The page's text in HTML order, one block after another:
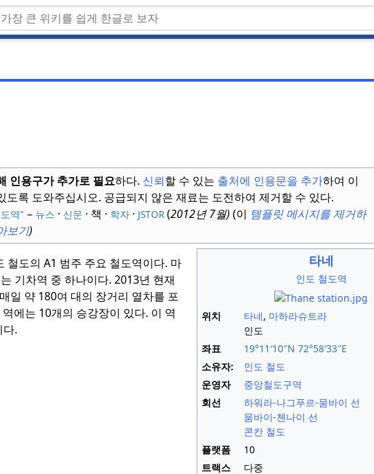
인용구가 추가로 필요하다. 신뢰할 수 있는 출처에 인용문을 추가하여 이
도록 도와주십시오. 공급되지 않은 재료는 도전하여 제거할 수 있다.
역" – 뉴스 · 신문 · 책 · 학자 · JSTOR (2012년 7월) (이 템플릿 메시지를 제거하
보기)
타네
인도 철도역
위치 타네, 마하라슈트라
인도
좌표
19°11′10″N 72°58′33″E
소유자:
인도 철도
운영자
중앙철도구역
회선
하워라-나그푸르-뭄바이 선
뭄바이-첸나이 선
콘칸 철도
플랫폼
10
트랙스
다중
철도의 A1 범주 주요 철도역이다. 마
기차역 중 하나이다. 2013년 현재
매일 약 180여 대의 장거리 열차를 포
역에는 10개의 승강장이 있다. 이 역
.